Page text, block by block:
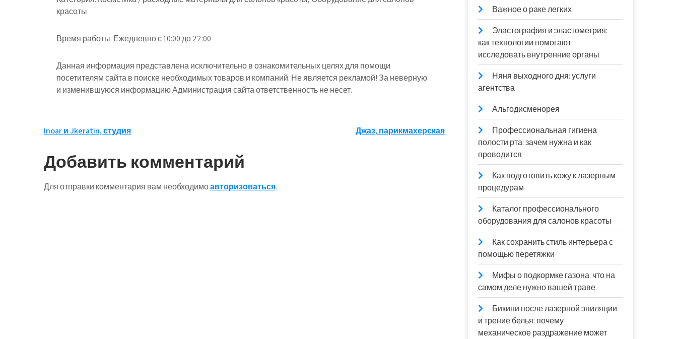
красоты
Время работы: Ежедневно с 10:00 до 22:00
Данная информация представлена исключительно в ознакомительных целях для помощи
посетителям сайта в поиске необходимых товаров и компаний. Не является рекламой! За неверную
и изменившуюся информацию Администрация сайта ответственность не несет.
Навигация
по
записям
Inoar и Jkeratin, студия Джаз, парикмахерская
Добавить комментарий
Для отправки комментария вам необходимоавторизоваться.
Важное о раке легких
Эластография и эластометрия:
как технологии помогают
исследовать внутренние органы
Няня выходного дня: услуги
агентства
Альгодисменорея
Профессиональная гигиена
полости рта: зачем нужна и как
проводится
Как подготовить кожу к лазерным
процедурам
Каталог профессионального
оборудования для салонов красоты
Как сохранить стиль интерьера с
помощью перетяжки
Мифы о подкормке газона: что на
самом деле нужно вашей траве
Бикини после лазерной эпиляции
и трение белья: почему
механическое раздражение может